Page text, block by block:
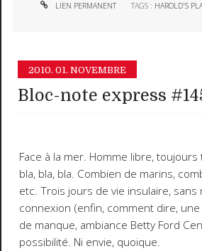
LIEN PERMANENT TAGS : HAROLD'S
2010. 01. NOVEMBRE
Bloc-note express
Face à la mer. Homme libre,
bla, bla, bla. Combien de marins,
etc. Trois jours de vie insulaire, sans
connexion (enfin, comment dire,
de manque, ambiance Betty Ford
possibilité. Ni envie, quoique.